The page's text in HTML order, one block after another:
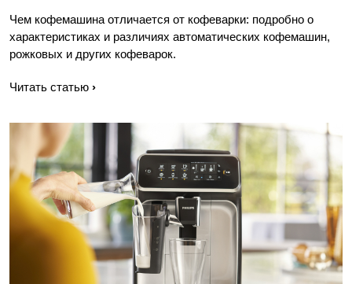
Чем кофемашина отличается от кофеварки: подробно о
характеристиках и различиях автоматических кофемашин,
рожковых и других кофеварок.
Читать статью